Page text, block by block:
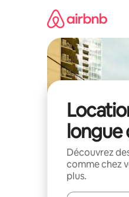
longue
Découvrez
comme chez
plus.